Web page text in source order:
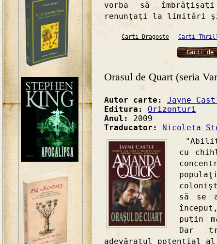
vorba să
renunţaţi la limitări
Carti Dragoste Carti
Carti
Orasul de Quart (seria
Autor carte: Jayne
Editura: Orizonturi
Anul: 2009
Traducator: Nicoleta
cu
să se
puţin
Dar
adevăratul potenţial al